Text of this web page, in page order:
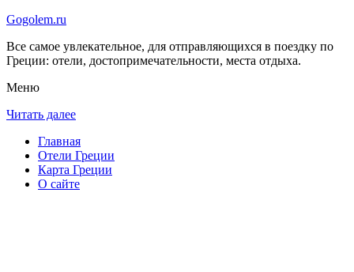
Gogolem.ru
Все самое увлекательное, для отправляющихся в поездку по
Греции: отели, достопримечательности, места отдыха.
Меню
Читать далее
Главная
Отели Греции
Карта Греции
О сайте